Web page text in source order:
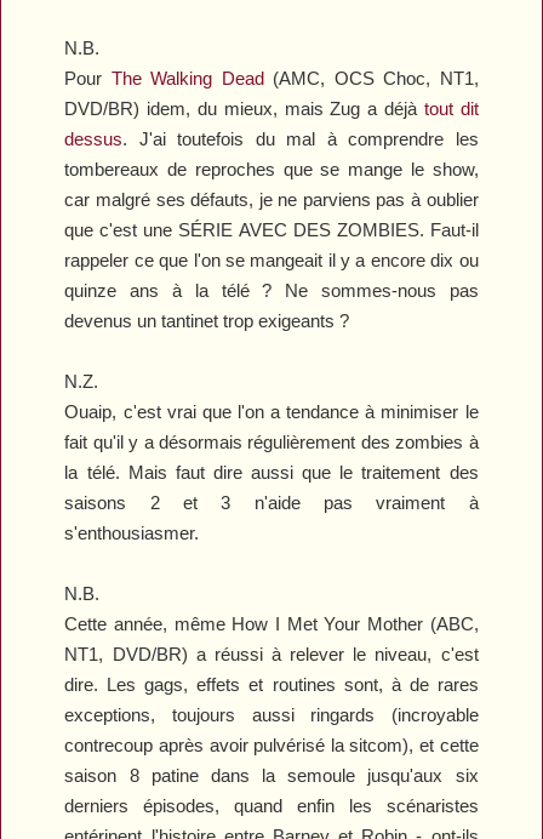
N.B.
Pour The Walking Dead(AMC, OCS Choc, NT1,
DVD/BR) idem, du mieux, mais Zug a déjà tout dit
dessus. J'ai toutefois du mal à comprendre les
tombereaux de reproches que se mange le show,
car malgré ses défauts, je ne parviens pas à oublier
que c'est une SÉRIE AVEC DES ZOMBIES. Faut-il
rappeler ce que l'on se mangeait il y a encore dix ou
quinze ans à la télé ? Ne sommes-nous pas
devenus un tantinet trop exigeants ?
N.Z.
Ouaip, c'est vrai que l'on a tendance à minimiser le
fait qu'il y a désormais régulièrement des zombies à
la télé. Mais faut dire aussi que le traitement des
saisons 2 et 3 n'aide pas vraiment à
s'enthousiasmer.
N.B.
Cette année, même How I Met Your Mother(ABC,
NT1, DVD/BR) a réussi à relever le niveau, c'est
dire. Les gags, effets et routines sont, à de rares
exceptions, toujours aussi ringards (incroyable
contrecoup après avoir pulvérisé la sitcom), et cette
saison 8 patine dans la semoule jusqu'aux six
derniers épisodes, quand enfin les scénaristes